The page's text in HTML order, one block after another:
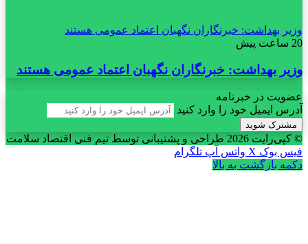
وزیر بهداشت: خبرنگاران نگهبان اعتماد عمومی هستند
20 ساعت پیش
وزیر بهداشت: خبرنگاران نگهبان اعتماد عمومی هستند
عضویت در خبرنامه
آدرس ایمیل خود را وارد کنید
© کپی‌رایت 2026
طراحی و پشتیبانی توسط تیم فنی اقتصاد سلامت
فیس بوک X واتس آپ تلگرام
دکمه بازگشت به بالا